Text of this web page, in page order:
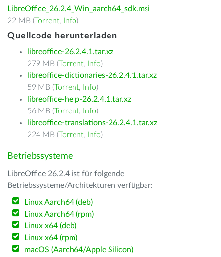
LibreOffice_26.2.4_Win_aarch64_sdk.msi
22 MB (Torrent, Info)
Quellcode herunterladen
libreoffice-26.2.4.1.tar.xz
279 MB (Torrent, Info)
libreoffice-dictionaries-26.2.4.1.tar.xz
59 MB (Torrent, Info)
libreoffice-help-26.2.4.1.tar.xz
56 MB (Torrent, Info)
libreoffice-translations-26.2.4.1.tar.xz
224 MB (Torrent, Info)
Betriebssysteme
LibreOffice 26.2.4 ist für folgende
Betriebssysteme/Architekturen verfügbar:
Linux Aarch64 (deb)
Linux Aarch64 (rpm)
Linux x64 (deb)
Linux x64 (rpm)
macOS (Aarch64/Apple Silicon)